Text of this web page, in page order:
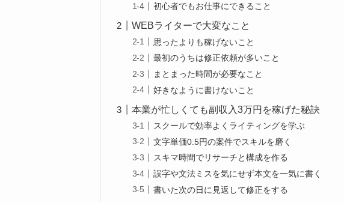
初心者でもお仕事にできること
WEBライターで大変なこと
思ったよりも稼げないこと
最初のうちは修正依頼が多いこと
まとまった時間が必要なこと
好きなように書けないこと
本業が忙しくても副収入3万円を稼げた秘訣
スクールで効率よくライティングを学ぶ
文字単価0.5円の案件でスキルを磨く
スキマ時間でリサーチと構成を作る
誤字や文法ミスを気にせず本文を一気に書く
書いた次の日に見返して修正をする